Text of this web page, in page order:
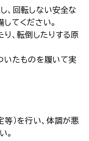
、回転しない安全な
てください。
、転倒したりする原
いたものを履いて実
）を行い、体調が悪
。